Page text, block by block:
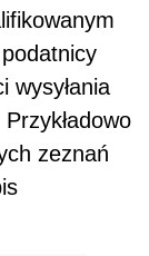
wysyłania
zeznań